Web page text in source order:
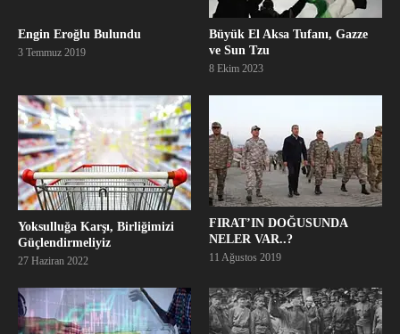
Engin Eroğlu Bulundu
3 Temmuz 2019
Büyük El Aksa Tufanı, Gazze
ve Sun Tzu
8 Ekim 2023
Yoksulluğa Karşı, Birliğimizi
Güçlendirmeliyiz
27 Haziran 2022
FIRAT’IN DOĞUSUNDA
NELER VAR..?
11 Ağustos 2019